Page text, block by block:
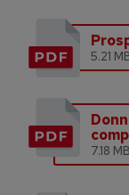
5.21
7.18 MB